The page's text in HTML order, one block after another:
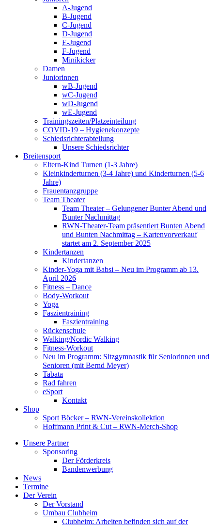
A-Jugend
B-Jugend
C-Jugend
D-Jugend
E-Jugend
F-Jugend
Minikicker
Damen
Juniorinnen
wB-Jugend
wC-Jugend
wD-Jugend
wE-Jugend
Trainingszeiten/Platzeinteilung
COVID-19 – Hygienekonzepte
Schiedsrichterabteilung
Unsere Schiedsrichter
Breitensport
Eltern-Kind Turnen (1-3 Jahre)
Kleinkinderturnen (3-4 Jahre) und Kinderturnen (5-6
Jahre)
Frauentanzgruppe
Team Theater
Team Theater – Gelungener Bunter Abend und
Bunter Nachmittag
RWN-Theater-Team präsentiert Bunten Abend
und Bunten Nachmittag – Kartenvorverkauf
startet am 2. September 2025
Kindertanzen
Kindertanzen
Kinder-Yoga mit Babsi – Neu im Programm ab 13.
April 2026
Fitness – Dance
Body-Workout
Yoga
Faszientraining
Faszientraining
Rückenschule
Walking/Nordic Walking
Fitness-Workout
Neu im Programm: Sitzgymnastik für Seniorinnen und
Senioren (mit Bernd Meyer)
Tabata
Rad fahren
eSport
Kontakt
Shop
Sport Böcker – RWN-Vereinskollektion
Hoffmann Print & Cut – RWN-Merch-Shop
Unsere Partner
Sponsoring
Der Förderkreis
Bandenwerbung
News
Termine
Der Verein
Der Vorstand
Umbau Clubheim
Clubheim: Arbeiten befinden sich auf der